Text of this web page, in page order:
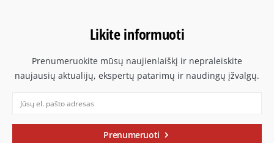
Likite informuoti
Prenumeruokite mūsų naujienlaiškį ir nepraleiskite
naujausių aktualijų, ekspertų patarimų ir naudingų įžvalgų.
Prenumeruoti